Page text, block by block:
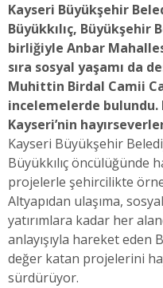
Kayseri Büyükşehir
Büyükkılıç, Büyükşehir
birliğiyle Anbar
sıra sosyal yaşamı da
Muhittin Birdal Camii
incelemelerde bulundu.
Kayseri’nin
Kayseri Büyükşehir
Büyükkılıç öncülüğünde
projelerle şehircilikte
Altyapıdan ulaşıma,
yatırımlara kadar her
anlayışıyla hareket eden
değer katan projelerini
sürdürüyor.